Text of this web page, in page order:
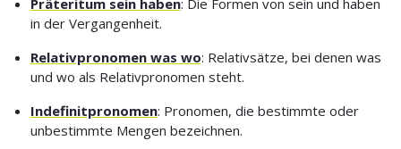
in der Vergangenheit.
Relativpronomen was wo: Relativsätze, bei denen was
und wo als Relativpronomen steht.
Indefinitpronomen: Pronomen, die bestimmte oder
unbestimmte Mengen bezeichnen.